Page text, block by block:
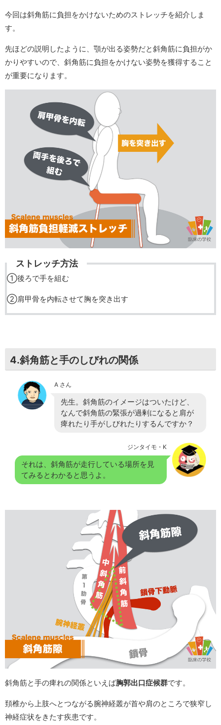
今回は斜角筋に負担をかけないためのストレッチを紹介しま
す。
先ほどの説明したように、顎が出る姿勢だと斜角筋に負担がか
かりやすいので、斜角筋に負担をかけない姿勢を獲得すること
が重要になります。
ストレッチ方法
①後ろで手を組む
②肩甲骨を内転させて胸を突き出す
4.斜角筋と手のしびれの関係
A さん
先生。斜角筋のイメージはついたけど、
なんで斜角筋の緊張が過剰になると肩が
痺れたり手がしびれたりするんですか？
ジンタイモ・K
それは、斜角筋が走行している場所を見
てみるとわかると思うよ。
斜角筋と手の痺れの関係といえば胸郭出口症候群です。
頚椎から上肢へとつながる腕神経叢が首や肩のところで狭窄し
神経症状をきたす疾患です。